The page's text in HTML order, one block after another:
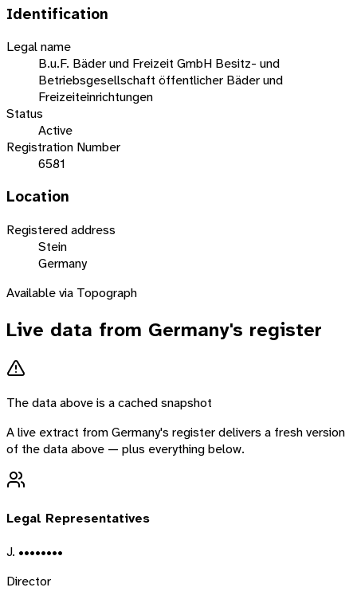
Identification
Legal name
B.u.F. Bäder und Freizeit GmbH Besitz- und
Betriebsgesellschaft öffentlicher Bäder und
Freizeiteinrichtungen
Status
Active
Registration Number
6581
Location
Registered address
Stein
Germany
Available via Topograph
Live data from Germany's register
The data above is a cached snapshot
A live extract fromGermany's register delivers a fresh version
of the data above — plus everything below.
Legal Representatives
J. ••••••••
Director